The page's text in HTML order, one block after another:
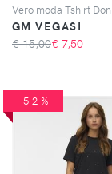
GM VEGASI
€ 15,00€ 7,50
-52%